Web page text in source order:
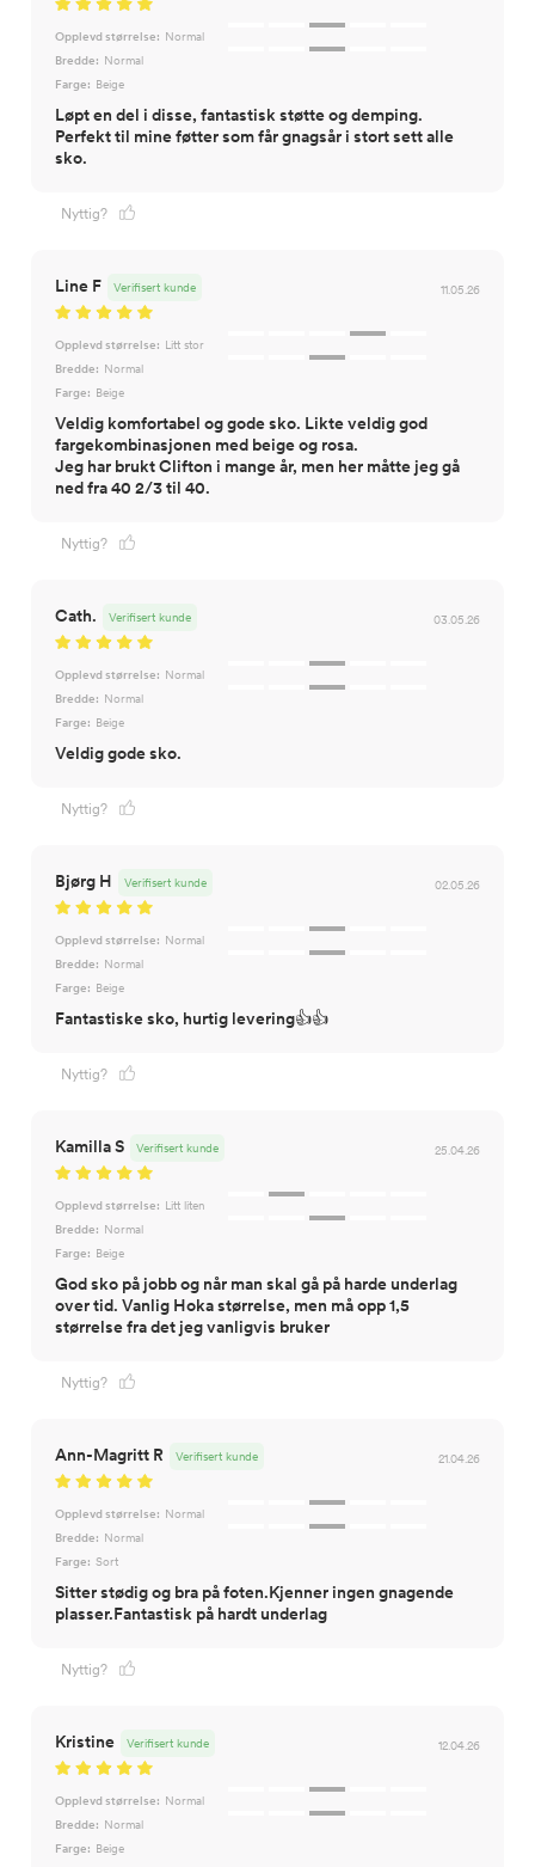
Opplevd størrelse: Normal
Bredde: Normal
Farge: Beige
Løpt en del i disse, fantastisk støtte og demping.
Perfekt til mine føtter som får gnagsår i stort sett alle
sko.
Nyttig?
Line F 11.05.26
Verifisert kunde
Opplevd størrelse: Litt stor
Bredde: Normal
Farge: Beige
Veldig komfortabel og gode sko. Likte veldig god
fargekombinasjonen med beige og rosa.
Jeg har brukt Clifton i mange år, men her måtte jeg gå
ned fra 40 2/3 til 40.
Nyttig?
Cath. 03.05.26
Verifisert kunde
Opplevd størrelse: Normal
Bredde: Normal
Farge: Beige
Veldig gode sko.
Nyttig?
Bjørg H 02.05.26
Verifisert kunde
Opplevd størrelse: Normal
Bredde: Normal
Farge: Beige
Fantastiske sko, hurtig levering👍👍
Nyttig?
Kamilla S 25.04.26
Verifisert kunde
Opplevd størrelse: Litt liten
Bredde: Normal
Farge: Beige
God sko på jobb og når man skal gå på harde underlag
over tid. Vanlig Hoka størrelse, men må opp 1,5
størrelse fra det jeg vanligvis bruker
Nyttig?
Ann-Magritt R 21.04.26
Verifisert kunde
Opplevd størrelse: Normal
Bredde: Normal
Farge: Sort
Sitter stødig og bra på foten.Kjenner ingen gnagende
plasser.Fantastisk på hardt underlag
Nyttig?
Kristine 12.04.26
Verifisert kunde
Opplevd størrelse: Normal
Bredde: Normal
Farge: Beige